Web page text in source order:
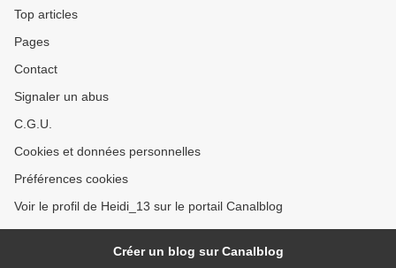
Top articles
Pages
Contact
Signaler un abus
C.G.U.
Cookies et données personnelles
Préférences cookies
Voir le profil de Heidi_13 sur le portail Canalblog
Créer un blog sur Canalblog